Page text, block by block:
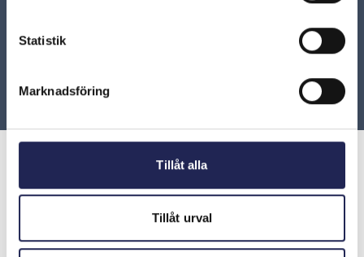
Statistik
Marknadsföring
Tillåt alla
Tillåt urval
Telekområdgivarna
Telekområdgivarna ger opartisk och